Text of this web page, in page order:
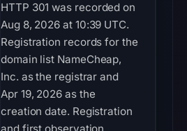
HTTP 301 was recorded on
Aug 8, 2026 at 10:39 UTC.
Registration records for the
domain list NameCheap,
Inc. as the registrar and
Apr 19, 2026 as the
creation date. Registration